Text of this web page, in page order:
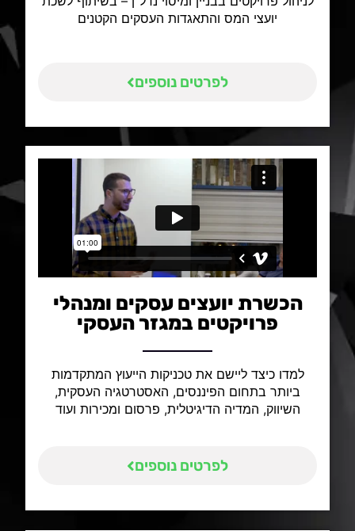
יועצי המס והתאגדות העסקים הקטנים​
לפרטים נוספים
הכשרת יועצים עסקים ומנהלי
פרויקטים במגזר העסקי
למדו כיצד ליישם את טכניקות הייעוץ המתקדמות
ביותר בתחום הפיננסים, האסטרטגיה העסקית,
השיווק, המדיה הדיגיטלית, פרסום ומכירות ועוד
לפרטים נוספים